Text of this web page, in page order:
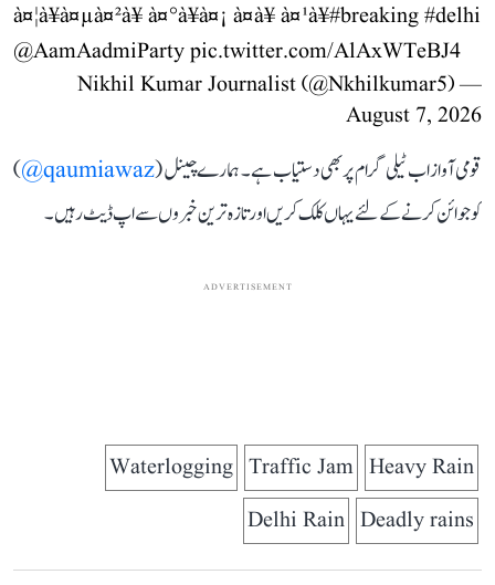
à¤¦à¥à¤µà¤²à¥ à¤°à¥à¤¡ à¤à¥ à¤¹à¥#breaking#delhi
@AamAadmiPartypic.twitter.com/AlAxWTeBJ4
— Nikhil Kumar Journalist (@Nkhilkumar5)
August 7, 2026
قومی آواز اب ٹیلی گرام پر بھی دستیاب ہے۔ ہمارے چینل (qaumiawaz@
)
کو جوائن کرنے کے لئے یہاں کلک کریں اور تازہ ترین خبروں سے اپ ڈیٹ رہیں۔
ADVERTISEMENT
Heavy Rain
Traffic Jam
Waterlogging
Deadly rains
Delhi Rain